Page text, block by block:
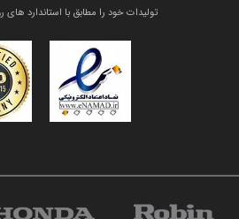
تولیدات خود را مطابق با استاندارد های